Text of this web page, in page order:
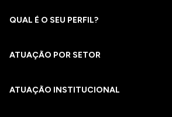
QUAL É O SEU PERFIL?
ATUAÇÃO POR SETOR
ATUAÇÃO INSTITUCIONAL